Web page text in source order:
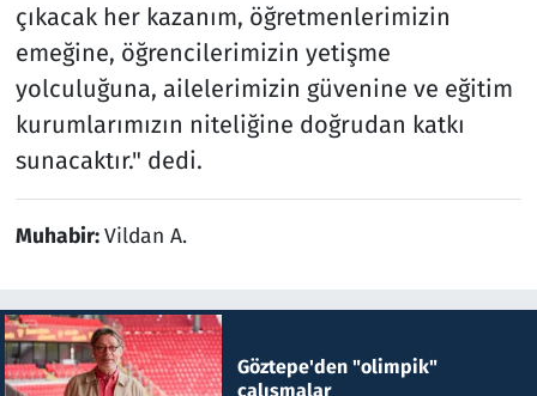
çıkacak her kazanım, öğretmenlerimizin
emeğine, öğrencilerimizin yetişme
yolculuğuna, ailelerimizin güvenine ve eğitim
kurumlarımızın niteliğine doğrudan katkı
sunacaktır." dedi.
Muhabir:Vildan A.
Göztepe'den "olimpik"
çalışmalar